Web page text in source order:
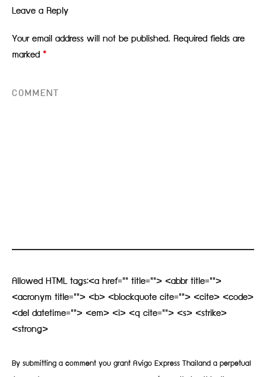
Leave a Reply
Your email address will not be published. Required fields are
marked*
Allowed HTML tags:<a href="" title=""> <abbr title="">
<acronym title=""> <b> <blockquote cite=""> <cite> <code>
<del datetime=""> <em> <i> <q cite=""> <s> <strike>
<strong>
By submitting a comment you grant Avigo Express Thailand a perpetual